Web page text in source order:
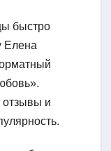
быстро
Елена
отзывы и